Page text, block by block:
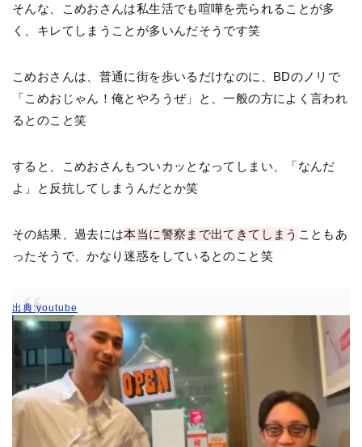
そんな、こめおさんは私生活でも喧嘩を売られることが多
く、キレてしまうことが多いんだそうです笑
こめおさんは、普通に街を歩いるだけなのに、BDのノリで
「こめおじゃん！俺とやろうぜ」と、一般の方によく言われ
るとのこと笑
すると、こめおさんもついカッとなってしまい、「なんだ
よ」と反抗してしまうんだとか笑
その結果、過去には本当に警察まで出てきてしまう こともあ
ったそうで、かなり迷惑をしているとのこと笑
出典:youtube